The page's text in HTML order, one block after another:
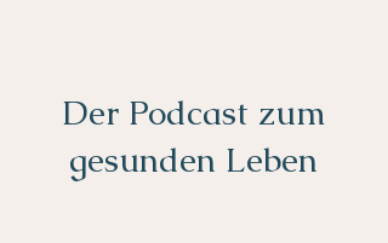
Der Podcast zum
gesunden Leben